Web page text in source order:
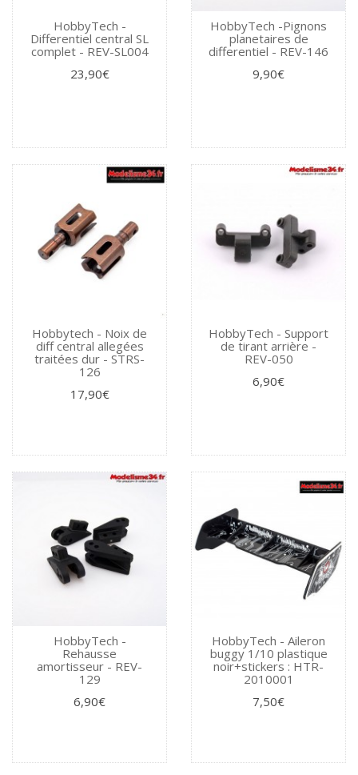
HobbyTech -
Differentiel central SL
complet - REV-SL004
23,90€
HobbyTech -Pignons
planetaires de
differentiel - REV-146
9,90€
Hobbytech - Noix de
diff central allegées
traitées dur - STRS-
126
17,90€
HobbyTech - Support
de tirant arrière -
REV-050
6,90€
HobbyTech -
Rehausse
amortisseur - REV-
129
6,90€
HobbyTech - Aileron
buggy 1/10 plastique
noir+stickers : HTR-
2010001
7,50€